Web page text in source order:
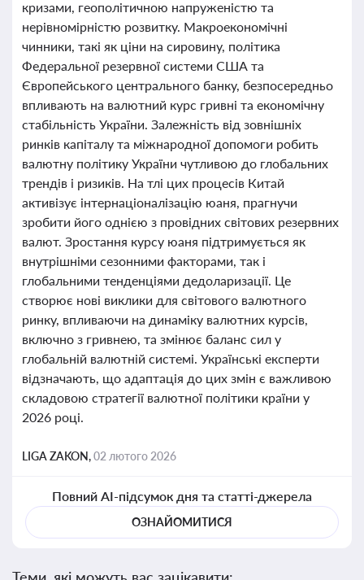
кризами, геополітичною напруженістю та
нерівномірністю розвитку. Макроекономічні
чинники, такі як ціни на сировину, політика
Федеральної резервної системи США та
Європейського центрального банку, безпосередньо
впливають на валютний курс гривні та економічну
стабільність України. Залежність від зовнішніх
ринків капіталу та міжнародної допомоги робить
валютну політику України чутливою до глобальних
трендів і ризиків. На тлі цих процесів Китай
активізує інтернаціоналізацію юаня, прагнучи
зробити його однією з провідних світових резервних
валют. Зростання курсу юаня підтримується як
внутрішніми сезонними факторами, так і
глобальними тенденціями дедоларизації. Це
створює нові виклики для світового валютного
ринку, впливаючи на динаміку валютних курсів,
включно з гривнею, та змінює баланс сил у
глобальній валютній системі. Українські експерти
відзначають, що адаптація до цих змін є важливою
складовою стратегії валютної політики країни у
2026 році.
LIGA ZAKON,02 лютого 2026
Повний AI-підсумок дня та статті-джерела
ОЗНАЙОМИТИСЯ